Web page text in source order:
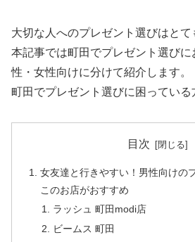
大切な人へのプレゼント選びはとて
本記事では町田でプレゼント選びに
性・女性向けに分けて紹介します。
町田でプレゼント選びに困っている
目次
女友達と行きやすい！男性向けの
このお店がおすすめ
ラッシュ 町田modi店
ビームス 町田